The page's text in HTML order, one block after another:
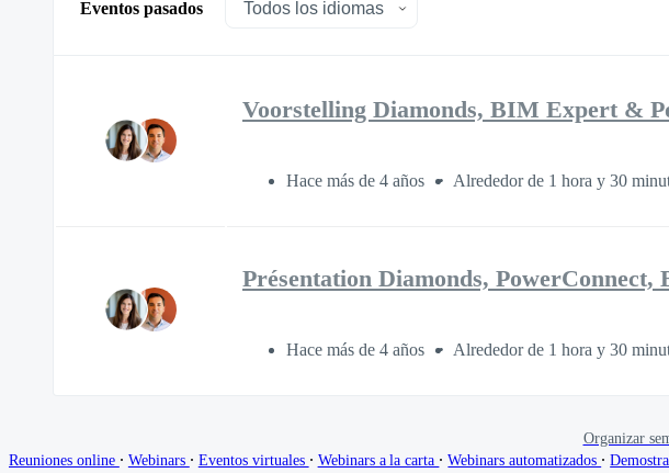
Eventos pasados
Voorstelling Diamonds, BIM Expert &
Hace más de 4 años Alrededor de 1 hora y 30
Présentation Diamonds,
Hace más de 4 años Alrededor de 1 hora y 30
Organizar
Reuniones online ∙ Webinars ∙ Eventos virtuales ∙ Webinars a la carta ∙ Webinars automatizados ∙